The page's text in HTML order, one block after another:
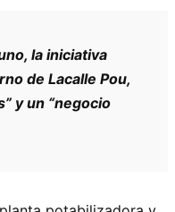
la iniciativa
de Lacalle Pou,
y un “negocio